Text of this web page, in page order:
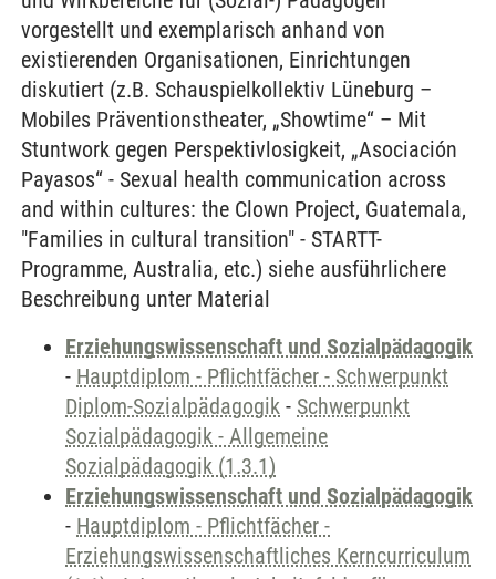
vorgestellt und exemplarisch anhand von
existierenden Organisationen, Einrichtungen
diskutiert (z.B. Schauspielkollektiv Lüneburg –
Mobiles Präventionstheater, „Showtime“ – Mit
Stuntwork gegen Perspektivlosigkeit, „Asociación
Payasos“ - Sexual health communication across
and within cultures: the Clown Project, Guatemala,
"Families in cultural transition" - STARTT-
Programme, Australia, etc.) siehe ausführlichere
Beschreibung unter Material
Erziehungswissenschaft und Sozialpädagogik
- Hauptdiplom - Pflichtfächer - Schwerpunkt
Diplom-Sozialpädagogik - Schwerpunkt
Sozialpädagogik - Allgemeine
Sozialpädagogik (1.3.1)
Erziehungswissenschaft und Sozialpädagogik
- Hauptdiplom - Pflichtfächer -
Erziehungswissenschaftliches Kerncurriculum